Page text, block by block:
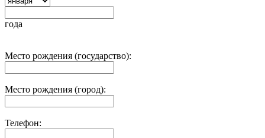
года
Место рождения (государство):
Место рождения (город):
Телефон: